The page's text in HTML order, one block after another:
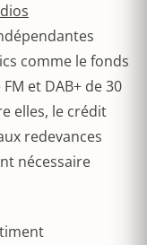
comme le fonds
et DAB+ de 30
elles, le crédit
redevances
nécessaire